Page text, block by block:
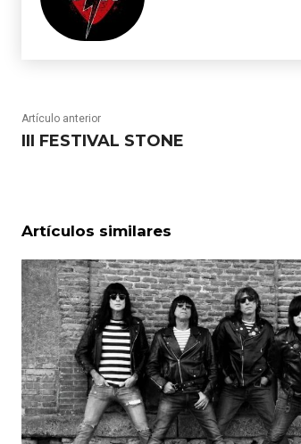
Artículo anterior
III FESTIVAL STONE
Artículos similares